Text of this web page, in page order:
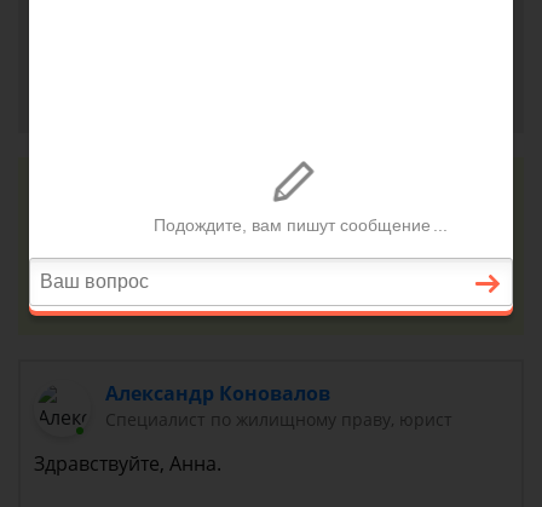
Консультация юриста онлайн
Ответ на сайте в течении 15 минут
Александр Коновалов
Специалист по жилищному праву, юрист
Здравствуйте, Анна.